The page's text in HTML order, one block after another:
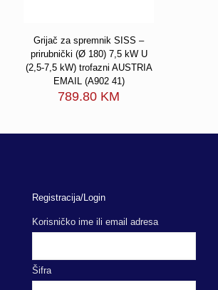
Grijač za spremnik SISS –
prirubnički (Ø 180) 7,5 kW U
(2,5-7,5 kW) trofazni AUSTRIA
EMAIL (A902 41)
789.80 KM
Registracija/Login
Korisničko ime ili email adresa
Šifra